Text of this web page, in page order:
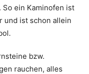
So ein Kaminofen ist
und ist schon allein
bzw.
rauchen, alles